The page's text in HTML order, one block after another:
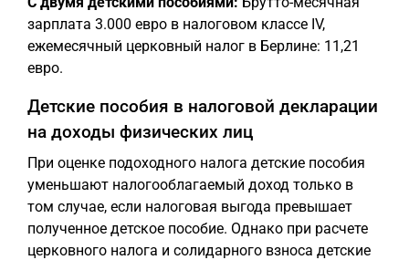
зарплата 3.000 евро в налоговом классе IV,
ежемесячный церковный налог в Берлине: 11,21
евро.
Детские пособия в налоговой декларации
на доходы физических лиц
При оценке подоходного налога детские пособия
уменьшают налогооблагаемый доход только в
том случае, если налоговая выгода превышает
полученное детское пособие. Однако при расчете
церковного налога и солидарного взноса детские